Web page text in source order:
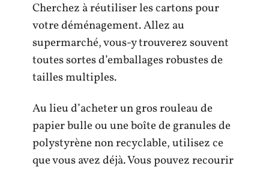
Cherchez à réutiliser les cartons pour
votre déménagement. Allez au
supermarché, vous-y trouverez souvent
toutes sortes d’emballages robustes de
tailles multiples.
Au lieu d’acheter un gros rouleau de
papier bulle ou une boîte de granules de
polystyrène non recyclable, utilisez ce
que vous avez déjà. Vous pouvez recourir